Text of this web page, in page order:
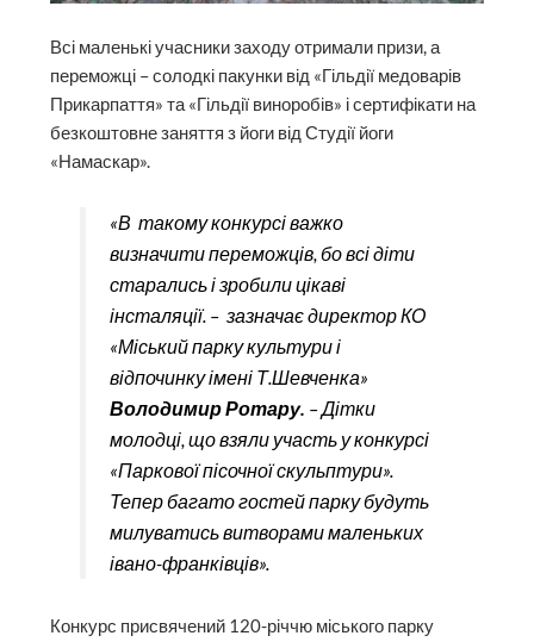
Всі маленькі учасники заходу отримали призи, а
переможці – солодкі пакунки від «Гільдії медоварів
Прикарпаття» та «Гільдії виноробів» і сертифікати на
безкоштовне заняття з йоги від Студії йоги
«Намаскар».
«В такому конкурсі важко
визначити переможців, бо всі діти
старались і зробили цікаві
інсталяції. – зазначає директор КО
«Міський парку культури і
відпочинку імені Т.Шевченка»
Володимир Ротару. – Дітки
молодці, що взяли участь у конкурсі
«Паркової пісочної скульптури».
Тепер багато гостей парку будуть
милуватись витворами маленьких
івано-франківців».
Конкурс присвячений 120-річчю міського парку